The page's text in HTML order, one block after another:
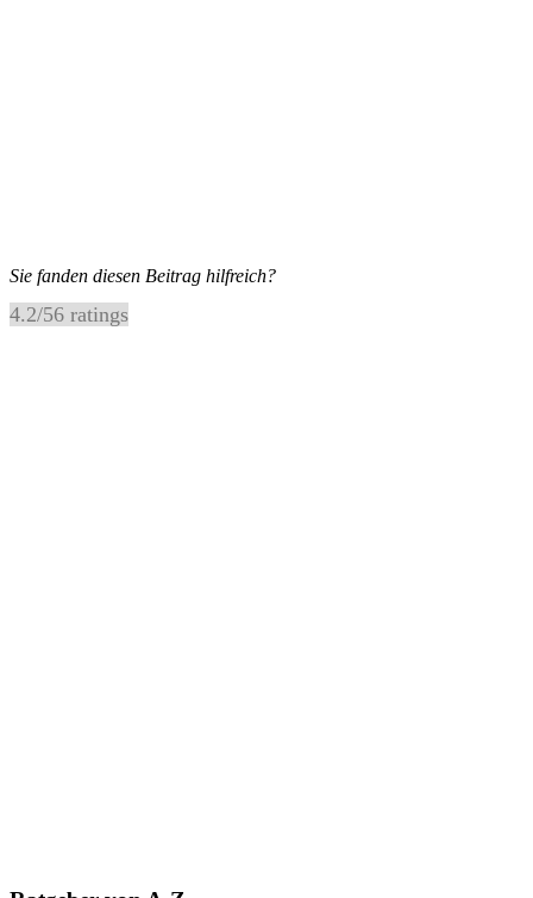
Sie fanden diesen Beitrag hilfreich?
4.2/56 ratings